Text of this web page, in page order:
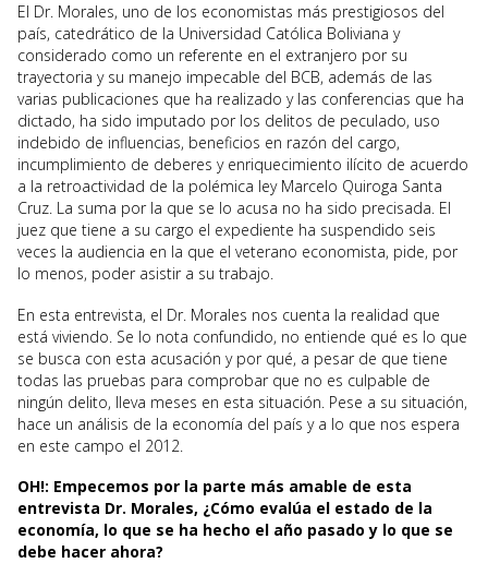
El Dr. Morales, uno de los economistas más prestigiosos del
país, catedrático de la Universidad Católica Boliviana y
considerado como un referente en el extranjero por su
trayectoria y su manejo impecable del BCB, además de las
varias publicaciones que ha realizado y las conferencias que ha
dictado, ha sido imputado por los delitos de peculado, uso
indebido de influencias, beneficios en razón del cargo,
incumplimiento de deberes y enriquecimiento ilícito de acuerdo
a la retroactividad de la polémica ley Marcelo Quiroga Santa
Cruz. La suma por la que se lo acusa no ha sido precisada. El
juez que tiene a su cargo el expediente ha suspendido seis
veces la audiencia en la que el veterano economista, pide, por
lo menos, poder asistir a su trabajo.
En esta entrevista, el Dr. Morales nos cuenta la realidad que
está viviendo. Se lo nota confundido, no entiende qué es lo que
se busca con esta acusación y por qué, a pesar de que tiene
todas las pruebas para comprobar que no es culpable de
ningún delito, lleva meses en esta situación. Pese a su situación,
hace un análisis de la economía del país y a lo que nos espera
en este campo el 2012.
OH!: Empecemos por la parte más amable de esta
entrevista Dr. Morales, ¿Cómo evalúa el estado de la
economía, lo que se ha hecho el año pasado y lo que se
debe hacer ahora?